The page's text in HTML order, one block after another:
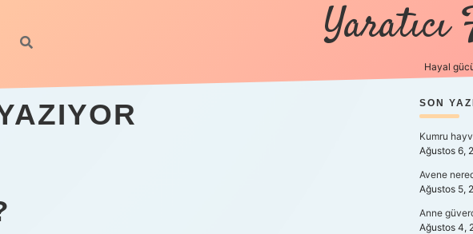
Hayal
SON
Kumru
Ağustos 6,
Avene
Ağustos 5,
Anne
Ağustos 4,